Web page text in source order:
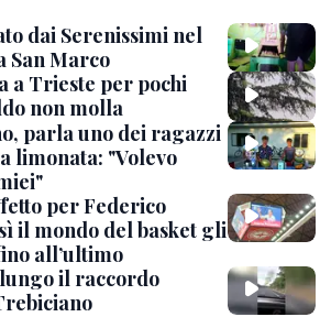
dai Serenissimi nel
San Marco
a Trieste per pochi
non molla
parla uno dei ragazzi
limonata: "Volevo
per Federico
il mondo del basket gli
all’ultimo
il raccordo